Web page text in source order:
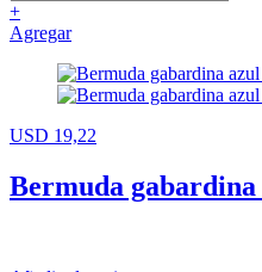
+
Agregar
USD 19,22
Bermuda